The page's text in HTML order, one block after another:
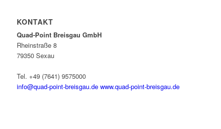
KONTAKT
Quad-Point Breisgau GmbH
Rheinstraße 8
79350 Sexau
Tel. +49 (7641) 9575000
info@quad-point-breisgau.de www.quad-point-breisgau.de